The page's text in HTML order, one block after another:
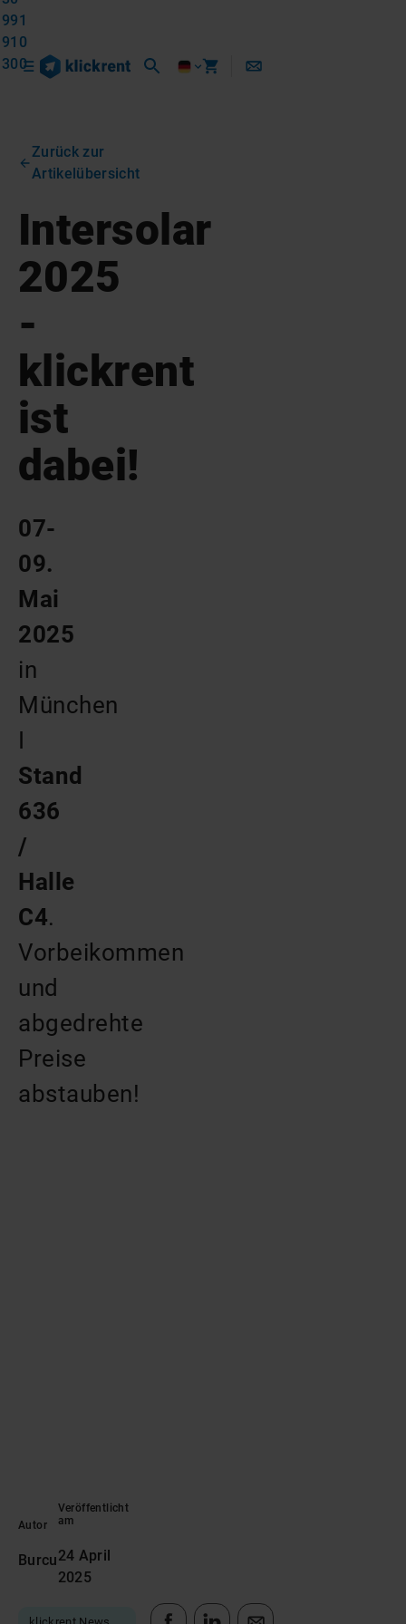
991
910
300
Zurück zur
Artikelübersicht
Intersolar
2025
-
klickrent
ist
dabei!
07-
09.
Mai
2025
in
München
I
Stand
636
/
Halle
C4.
Vorbeikommen
und
abgedrehte
Preise
abstauben!
Autor
Burcu
Veröffentlicht
am
24 April
2025